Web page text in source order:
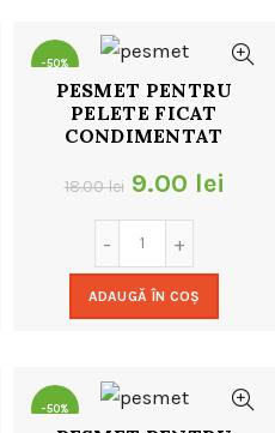
-50%
PESMET PENTRU
PELETE FICAT
CONDIMENTAT
18.00lei Prețul
inițial
a
fost:
9.00 lei
ADAUGĂ ÎN COȘ
-50%